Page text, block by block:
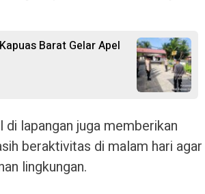
Barat Gelar Apel
lapangan juga memberikan
beraktivitas di malam hari agar
lingkungan.